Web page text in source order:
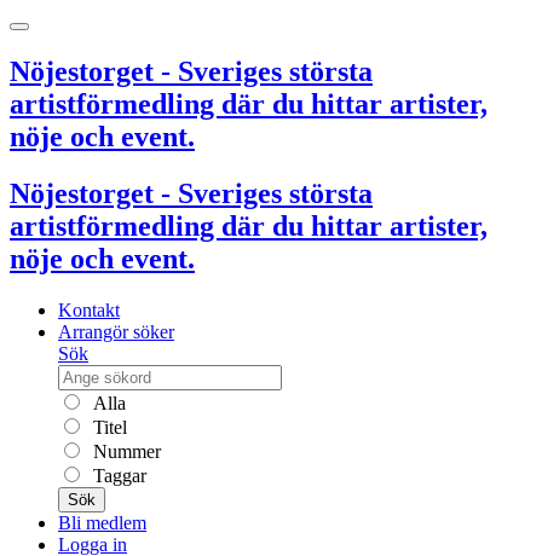
Nöjestorget - Sveriges största
artistförmedling där du hittar artister,
nöje och event.
Nöjestorget - Sveriges största
artistförmedling där du hittar artister,
nöje och event.
Kontakt
Arrangör söker
Sök
Alla
Titel
Nummer
Taggar
Sök
Bli medlem
Logga in